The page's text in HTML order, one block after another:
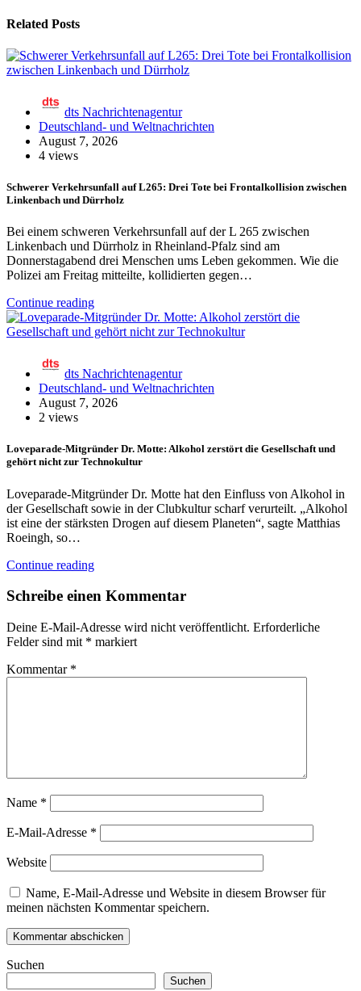
Related Posts
dts Nachrichtenagentur
Deutschland- und Weltnachrichten
August 7, 2026
4 views
Schwerer Verkehrsunfall auf L265: Drei Tote bei Frontalkollision zwischen
Linkenbach und Dürrholz
Bei einem schweren Verkehrsunfall auf der L 265 zwischen
Linkenbach und Dürrholz in Rheinland-Pfalz sind am
Donnerstagabend drei Menschen ums Leben gekommen. Wie die
Polizei am Freitag mitteilte, kollidierten gegen…
Continue reading
dts Nachrichtenagentur
Deutschland- und Weltnachrichten
August 7, 2026
2 views
Loveparade-Mitgründer Dr. Motte: Alkohol zerstört die Gesellschaft und
gehört nicht zur Technokultur
Loveparade-Mitgründer Dr. Motte hat den Einfluss von Alkohol in
der Gesellschaft sowie in der Clubkultur scharf verurteilt. „Alkohol
ist eine der stärksten Drogen auf diesem Planeten“, sagte Matthias
Roeingh, so…
Continue reading
Schreibe einen Kommentar
Deine E-Mail-Adresse wird nicht veröffentlicht. Erforderliche
Felder sind mit * markiert
Kommentar *
Name *
E-Mail-Adresse *
Website
Name, E-Mail-Adresse und Website in diesem Browser für
meinen nächsten Kommentar speichern.
Suchen
Suchen